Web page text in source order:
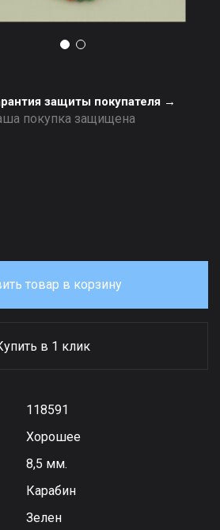
защиты покупателя →
покупка защищена
товар в корзину
в 1 клик
118591
Хорошее
8,5 мм.
Карабин
Зелен